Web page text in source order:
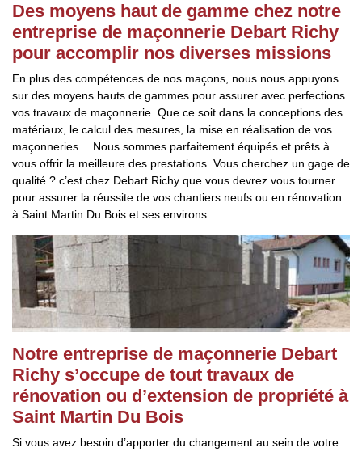
Des moyens haut de gamme chez notre
entreprise de maçonnerie Debart Richy
pour accomplir nos diverses missions
En plus des compétences de nos maçons, nous nous appuyons
sur des moyens hauts de gammes pour assurer avec perfections
vos travaux de maçonnerie. Que ce soit dans la conceptions des
matériaux, le calcul des mesures, la mise en réalisation de vos
maçonneries… Nous sommes parfaitement équipés et prêts à
vous offrir la meilleure des prestations. Vous cherchez un gage de
qualité ? c’est chez Debart Richy que vous devrez vous tourner
pour assurer la réussite de vos chantiers neufs ou en rénovation
à Saint Martin Du Bois et ses environs.
Notre entreprise de maçonnerie Debart
Richy s’occupe de tout travaux de
rénovation ou d’extension de propriété à
Saint Martin Du Bois
Si vous avez besoin d’apporter du changement au sein de votre